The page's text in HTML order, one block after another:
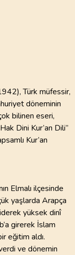
Türk müfessir,
döneminin
bilinen eseri,
Dini Kur’an Dili”
Kur’an
Elmalı ilçesinde
yaşlarda Arapça
yüksek dinî
girerek İslam
eğitim aldı.
ve dönemin